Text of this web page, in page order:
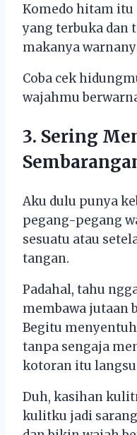
Komedo hitam
yang terbuka dan
makanya
Coba cek
wajahmu
3. Sering
Aku dulu punya
pegang-pegang
sesuatu atau
tangan.
Padahal, tahu
membawa jutaan
Begitu
tanpa sengaja
kotoran itu
Duh, kasihan
kulitku jadi